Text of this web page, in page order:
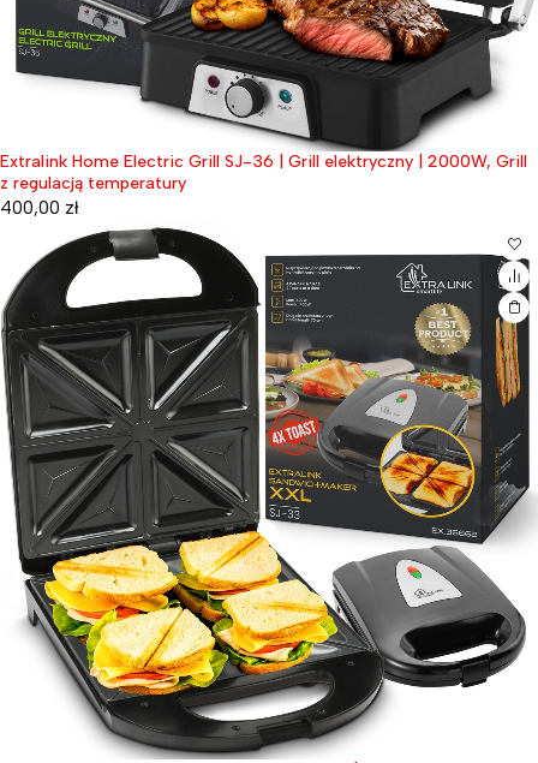
Extralink Home Electric Grill SJ-36 | Grill elektryczny | 2000W, Grill
z regulacją temperatury
400,00 zł